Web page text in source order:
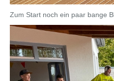
Zum Start noch ein paar bange